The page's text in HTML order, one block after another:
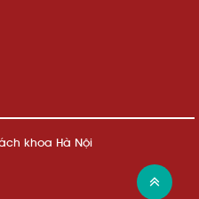
khoa Hà Nội